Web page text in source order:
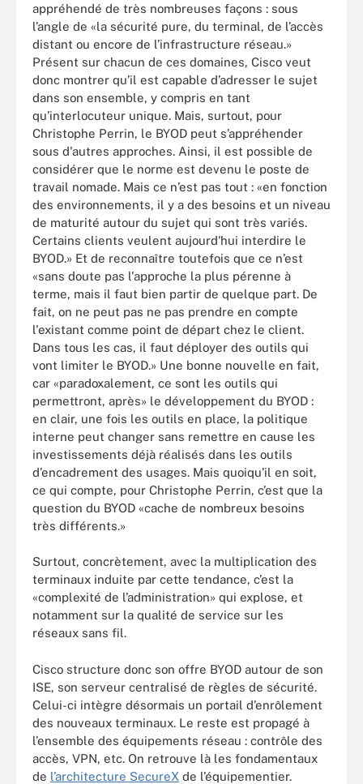
appréhendé de très nombreuses façons : sous
l’angle de «la sécurité pure, du terminal, de l’accès
distant ou encore de l’infrastructure réseau.»
Présent sur chacun de ces domaines, Cisco veut
donc montrer qu’il est capable d’adresser le sujet
dans son ensemble, y compris en tant
qu’interlocuteur unique. Mais, surtout, pour
Christophe Perrin, le BYOD peut s’appréhender
sous d'autres approches. Ainsi, il est possible de
considérer que le norme est devenu le poste de
travail nomade. Mais ce n’est pas tout : «en fonction
des environnements, il y a des besoins et un niveau
de maturité autour du sujet qui sont très variés.
Certains clients veulent aujourd'hui interdire le
BYOD.» Et de reconnaître toutefois que ce n’est
«sans doute pas l'approche la plus pérenne à
terme, mais il faut bien partir de quelque part. De
fait, on ne peut pas ne pas prendre en compte
l'existant comme point de départ chez le client.
Dans tous les cas, il faut déployer des outils qui
vont limiter le BYOD.» Une bonne nouvelle en fait,
car «paradoxalement, ce sont les outils qui
permettront, après» le développement du BYOD :
en clair, une fois les outils en place, la politique
interne peut changer sans remettre en cause les
investissements déjà réalisés dans les outils
d’encadrement des usages. Mais quoiqu’il en soit,
ce qui compte, pour Christophe Perrin, c’est que la
question du BYOD «cache de nombreux besoins
très différents.»
Surtout, concrètement, avec la multiplication des
terminaux induite par cette tendance, c’est la
«complexité de l’administration» qui explose, et
notamment sur la qualité de service sur les
réseaux sans fil.
Cisco structure donc son offre BYOD autour de son
ISE, son serveur centralisé de règles de sécurité.
Celui-ci intègre désormais un portail d’enrôlement
des nouveaux terminaux. Le reste est propagé à
l’ensemble des équipements réseau : contrôle des
accès, VPN, etc. On retrouve là les fondamentaux
de l’architecture SecureX de l’équipementier.